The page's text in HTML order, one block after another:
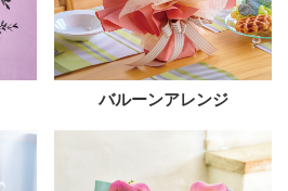
バルーンアレンジ